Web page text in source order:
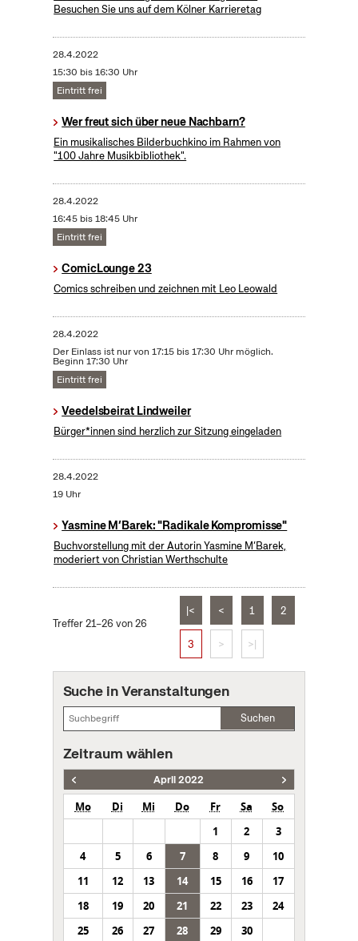
Besuchen Sie uns auf dem Kölner Karrieretag
28.4.2022
15:30 bis 16:30 Uhr
Eintritt frei
Wer freut sich über neue Nachbarn?
Ein musikalisches Bilderbuchkino im Rahmen von
"100 Jahre Musikbibliothek".
28.4.2022
16:45 bis 18:45 Uhr
Eintritt frei
ComicLounge 23
Comics schreiben und zeichnen mit Leo Leowald
28.4.2022
Der Einlass ist nur von 17:15 bis 17:30 Uhr möglich.
Beginn 17:30 Uhr
Eintritt frei
Veedelsbeirat Lindweiler
Bürger*innen sind herzlich zur Sitzung eingeladen
28.4.2022
19 Uhr
Yasmine M‘Barek: "Radikale Kompromisse"
Buchvorstellung mit der Autorin Yasmine M‘Barek,
moderiert von Christian Werthschulte
Treffer 21–26 von 26
|< < 1 2
3 > >|
Suche in Veranstaltungen
Suchen
Zeitraum wählen
April 2022
Mo Di Mi Do Fr Sa
So
1
2
3
4
5 6 7 8 9
10
11
12 13 14 15 16
17
18
19 20 21 22 23
24
25
26 27 28 29 30